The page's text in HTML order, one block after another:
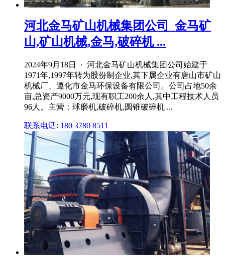
河北金马矿山机械集团公司_金马矿
山,矿山机械,金马,破碎机 ...
2024年9月18日 · 河北金马矿山机械集团公司始建于
1971年,1997年转为股份制企业,其下属企业有唐山市矿山
机械厂、遵化市金马环保设备有限公司。公司占地50余
亩,总资产9000万元,现有职工200余人,其中工程技术人员
96人。主营：球磨机,破碎机,圆锥破碎机 ...
联系电话: 180 3780 8511